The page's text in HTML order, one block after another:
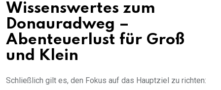
Wissenswertes zum
Donauradweg –
Abenteuerlust für Groß
und Klein
Schließlich gilt es, den Fokus auf das Hauptziel zu richten: